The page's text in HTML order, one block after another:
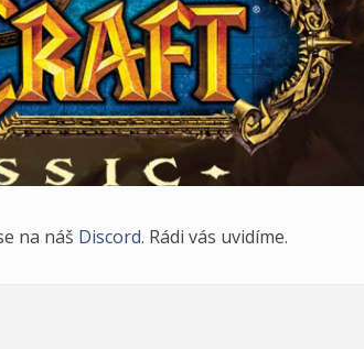
na náš Discord. Rádi vás uvidíme.